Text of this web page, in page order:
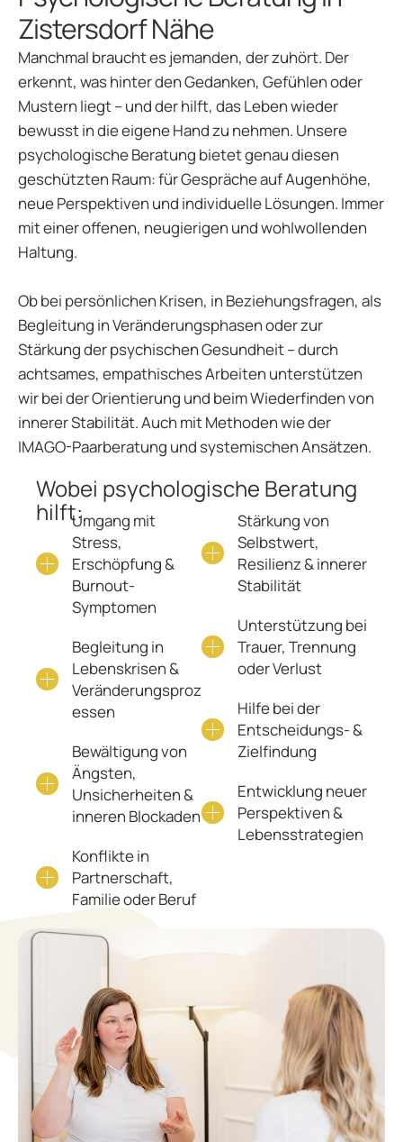
Zistersdorf Nähe
Manchmal braucht es jemanden, der zuhört. Der
erkennt, was hinter den Gedanken, Gefühlen oder
Mustern liegt – und der hilft, das Leben wieder
bewusst in die eigene Hand zu nehmen. Unsere
psychologische Beratung bietet genau diesen
geschützten Raum: für Gespräche auf Augenhöhe,
neue Perspektiven und individuelle Lösungen. Immer
mit einer offenen, neugierigen und wohlwollenden
Haltung.
Ob bei persönlichen Krisen, in Beziehungsfragen, als
Begleitung in Veränderungsphasen oder zur
Stärkung der psychischen Gesundheit – durch
achtsames, empathisches Arbeiten unterstützen
wir bei der Orientierung und beim Wiederfinden von
innerer Stabilität. Auch mit Methoden wie der
IMAGO-Paarberatung und systemischen Ansätzen.
Wobei psychologische Beratung
hilft:Umgang mit
Stress,
Erschöpfung &
Burnout-
Symptomen
Begleitung in
Lebenskrisen &
Veränderungsproz
essen
Bewältigung von
Ängsten,
Unsicherheiten &
inneren Blockaden
Konflikte in
Partnerschaft,
Familie oder Beruf
Stärkung von
Selbstwert,
Resilienz & innerer
Stabilität
Unterstützung bei
Trauer, Trennung
oder Verlust
Hilfe bei der
Entscheidungs- &
Zielfindung
Entwicklung neuer
Perspektiven &
Lebensstrategien